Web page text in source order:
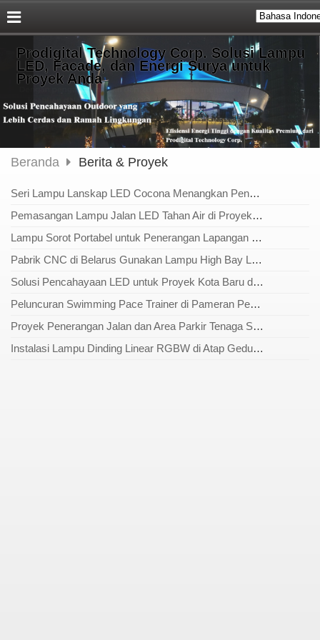
Prodigital Technology Corp. Solusi Lampu
LED, Facade, dan Energi Surya untuk
Proyek Anda
Beranda Berita & Proyek
Seri Lampu Lanskap LED Cocona Menangkan Penghargaan “Outdoor Luminaire”
Pemasangan Lampu Jalan LED Tahan Air di Proyek Taman Umum Katowice, Polandia
Lampu Sorot Portabel untuk Penerangan Lapangan Sepak Bola Luar Ruangan Sejak 2017
Pabrik CNC di Belarus Gunakan Lampu High Bay LED Buatan Taiwan untuk Tingkatkan Efisiensi Penerangan
Solusi Pencahayaan LED untuk Proyek Kota Baru di Irak – 2018
Peluncuran Swimming Pace Trainer di Pameran Pencahayaan Taipei 2018
Proyek Penerangan Jalan dan Area Parkir Tenaga Surya Selesai Tahun 2023
Instalasi Lampu Dinding Linear RGBW di Atap Gedung Selesai Tahun 2024